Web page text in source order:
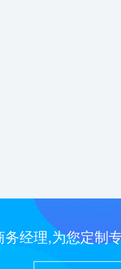
经理,为您定制